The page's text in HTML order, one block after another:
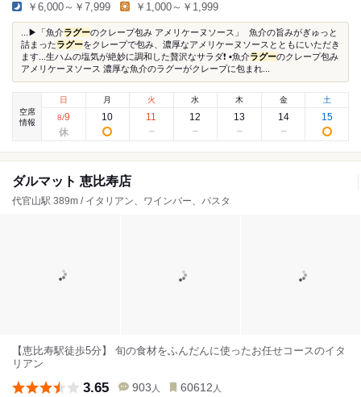
￥6,000～￥7,999 ￥1,000～￥1,999
...▶「魚介ラグーのクレープ包み アメリケーヌソース」 魚介の旨みがぎゅっと
詰まったラグーをクレープで包み、濃厚なアメリケーヌソースとともにいただき
ます...生ハムの塩気が絶妙に調和した贅沢なサラダ❗️ ▪️魚介ラグーのクレープ包み
アメリケーヌソース 濃厚な魚介のラグーがクレープに包まれ...
空席
情報
日
8/9
月
10
火
11
水
12
木
13
金
14
土
15
ダルマット 恵比寿店
代官山駅 389m / イタリアン、ワインバー、パスタ
【恵比寿駅徒歩5分】 旬の食材をふんだんに使ったお任せコースのイタ
リアン
3.65 903 人 60612 人